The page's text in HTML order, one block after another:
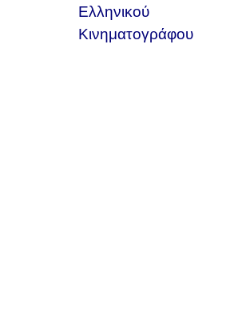
Ελληνικού
Κινηματογράφου